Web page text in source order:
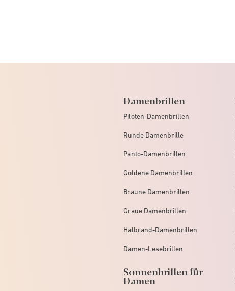
Damenbrillen
Piloten-Damenbrillen
Runde Damenbrille
Panto-Damenbrillen
Goldene Damenbrillen
Braune Damenbrillen
Graue Damenbrillen
Halbrand-Damenbrillen
Damen-Lesebrillen
Sonnenbrillen für
Damen